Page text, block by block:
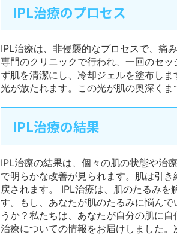
IPL治療のプロセス
IPL治療は、非侵襲的なプロセスで、痛
専門のクリニックで行われ、一回のセ
ず肌を清潔にし、冷却ジェルを塗布し
光が放たれます。この光が肌の奥深くま
IPL治療の結果
IPL治療の結果は、個々の肌の状態や治
で明らかな改善が見られます。肌は引
戻されます。 IPL治療は、肌のたるみ
す。もし、あなたが肌のたるみに悩ん
うか？私たちは、あなたが自分の肌に
治療についての情報をお届けしました